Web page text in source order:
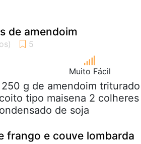
de amendoim
Muito Fácil
g de amendoim
tipo maisena 2 colheres
de soja
frango e couve lombarda